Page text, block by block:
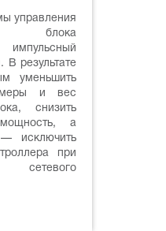
управления
блока
В результате
уменьшить
и вес
снизить
а
исключить
при